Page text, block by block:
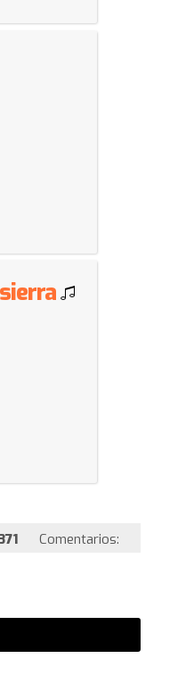
Comentarios: